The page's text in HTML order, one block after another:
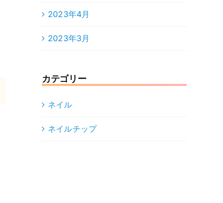
2023年4月
2023年3月
カテゴリー
ネイル
ネイルチップ